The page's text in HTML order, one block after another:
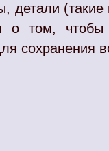
детали (такие
о том, чтобы
сохранения